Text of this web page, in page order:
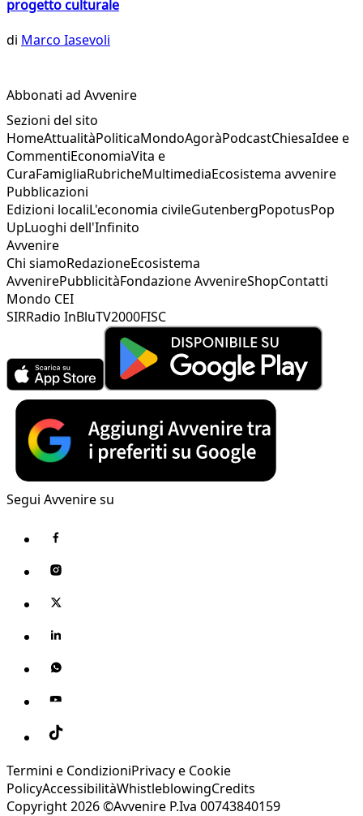
progetto culturale
di Marco Iasevoli
Abbonati ad Avvenire
Sezioni del sito
HomeAttualitàPoliticaMondoAgoràPodcastChiesaIdee e
CommentiEconomiaVita e
CuraFamigliaRubricheMultimediaEcosistema avvenire
Pubblicazioni
Edizioni localiL'economia civileGutenbergPopotusPop
UpLuoghi dell'Infinito
Avvenire
Chi siamoRedazioneEcosistema
AvvenirePubblicitàFondazione AvvenireShopContatti
Mondo CEI
SIRRadio InBluTV2000FISC
Segui Avvenire su
Termini e CondizioniPrivacy e Cookie
PolicyAccessibilitàWhistleblowingCredits
Copyright 2026 ©Avvenire P.Iva 00743840159